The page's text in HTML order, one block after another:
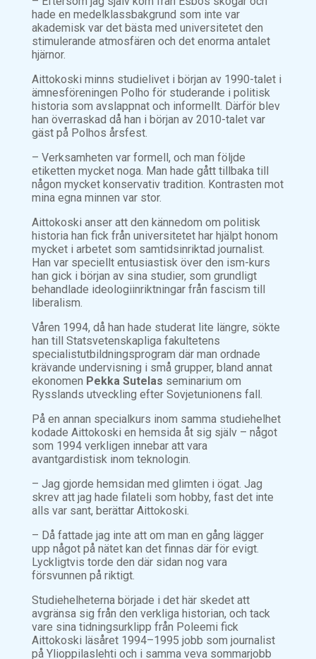
hade en medelklassbakgrund som inte var
akademisk var det bästa med universitetet den
stimulerande atmosfären och det enorma antalet
hjärnor.
Aittokoski minns studielivet i början av 1990-talet i
ämnesföreningen Polho för studerande i politisk
historia som avslappnat och informellt. Därför blev
han överraskad då han i början av 2010-talet var
gäst på Polhos årsfest.
– Verksamheten var formell, och man följde
etiketten mycket noga. Man hade gått tillbaka till
någon mycket konservativ tradition. Kontrasten mot
mina egna minnen var stor.
Aittokoski anser att den kännedom om politisk
historia han fick från universitetet har hjälpt honom
mycket i arbetet som samtidsinriktad journalist.
Han var speciellt entusiastisk över den ism-kurs
han gick i början av sina studier, som grundligt
behandlade ideologiinriktningar från fascism till
liberalism.
Våren 1994, då han hade studerat lite längre, sökte
han till Statsvetenskapliga fakultetens
specialistutbildningsprogram där man ordnade
krävande undervisning i små grupper, bland annat
ekonomen Pekka Sutelas seminarium om
Rysslands utveckling efter Sovjetunionens fall.
På en annan specialkurs inom samma studiehelhet
kodade Aittokoski en hemsida åt sig själv – något
som 1994 verkligen innebar att vara
avantgardistisk inom teknologin.
– Jag gjorde hemsidan med glimten i ögat. Jag
skrev att jag hade filateli som hobby, fast det inte
alls var sant, berättar Aittokoski.
– Då fattade jag inte att om man en gång lägger
upp något på nätet kan det finnas där för evigt.
Lyckligtvis torde den där sidan nog vara
försvunnen på riktigt.
Studiehelheterna började i det här skedet att
avgränsa sig från den verkliga historian, och tack
vare sina tidningsurklipp från Poleemi fick
Aittokoski läsåret 1994–1995 jobb som journalist
på Ylioppilaslehti och i samma veva sommarjobb